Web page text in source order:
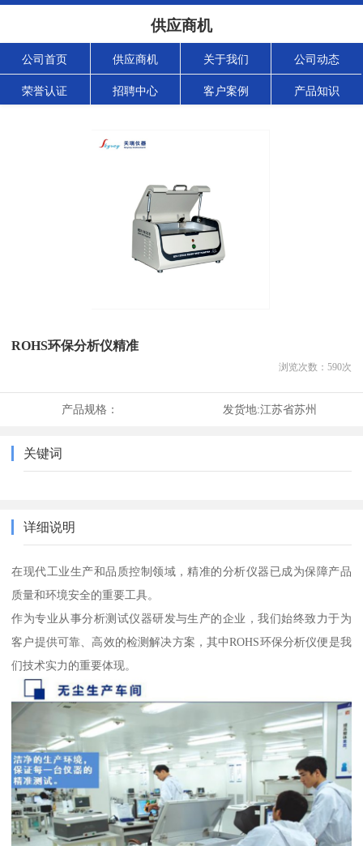
供应商机
公司首页 供应商机 关于我们 公司动态
荣誉认证 招聘中心 客户案例 产品知识
ROHS环保分析仪精准
浏览次数： 590次
产品规格： 发货地:江苏省苏州
关键词
详细说明
在现代工业生产和品质控制领域，精准的分析仪器已成为保障产品
质量和环境安全的重要工具。
作为专业从事分析测试仪器研发与生产的企业，我们始终致力于为
客户提供可靠、高效的检测解决方案，其中ROHS环保分析仪便是我
们技术实力的重要体现。